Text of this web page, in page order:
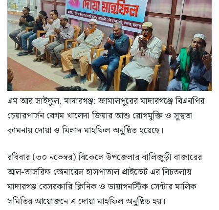
এম আর সাইফুল, মাদারগঞ্জ: জামালপুরের মাদারগঞ্জে বিএনপির
চেয়ারপার্সন বেগম খালেদা জিয়ার আশু রোগমুক্তি ও সুস্থতা
কামনায় দোয়া ও মিলাদ মাহফিল অনুষ্ঠিত হয়েছে।
রবিবার (৩০ নভেম্বর) বিকেলে উপজেলার বালিজুড়ী বাজারের
আল-তাসরিফ জেনারেল হাসপাতাল প্রাইভেট এর নিচতলায়
মাদারগঞ্জ বেসরকারি ক্লিনিক ও ডায়াগনস্টিক সেন্টার মালিক
সমিতির আয়োজনে এ দোয়া মাহফিল অনুষ্ঠিত হয়।